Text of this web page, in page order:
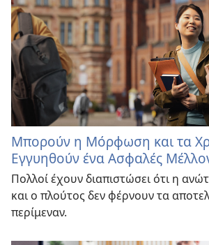
Μπορούν η Μόρφωση και τα
Εγγυηθούν ένα Ασφαλές
Πολλοί έχουν διαπιστώσει ότι η
και ο πλούτος δεν φέρνουν τα
περίμεναν.